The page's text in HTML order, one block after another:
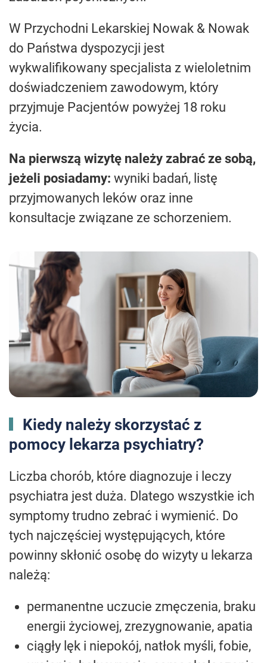
W Przychodni Lekarskiej Nowak & Nowak
do Państwa dyspozycji jest
wykwalifikowany specjalista z wieloletnim
doświadczeniem zawodowym, który
przyjmuje Pacjentów powyżej 18 roku
życia.
Na pierwszą wizytę należy zabrać ze sobą,
jeżeli posiadamy: wyniki badań, listę
przyjmowanych leków oraz inne
konsultacje związane ze schorzeniem.
Kiedy należy skorzystać z
pomocy lekarza psychiatry?
Liczba chorób, które diagnozuje i leczy
psychiatra jest duża. Dlatego wszystkie ich
symptomy trudno zebrać i wymienić. Do
tych najczęściej występujących, które
powinny skłonić osobę do wizyty u lekarza
należą:
permanentne uczucie zmęczenia, braku
energii życiowej, zrezygnowanie, apatia
ciągły lęk i niepokój, natłok myśli, fobie,